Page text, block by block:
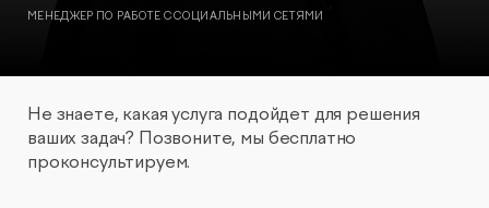
МЕНЕДЖЕР ПО РАБОТЕ С СОЦИАЛЬНЫМИ СЕТЯМИ
Не знаете, какая услуга подойдет для решения
ваших задач? Позвоните, мы бесплатно
проконсультируем.